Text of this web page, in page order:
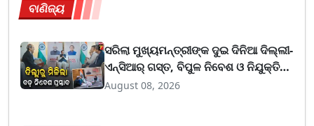
ବାଣିଜ୍ୟ
ସରିଲା ମୁଖ୍ୟମନ୍ତ୍ରୀଙ୍କ ଦୁଇ ଦିନିଆ ଦିଲ୍ଲୀ-
ଏନ୍‌ସିଆର୍ ଗସ୍ତ, ବିପୁଳ ନିବେଶ ଓ ନିଯୁକ୍ତି
ସୁଯୋଗ ନେଇ ଫେରୁଛନ୍ତି ସିଏମ୍
August 08, 2026